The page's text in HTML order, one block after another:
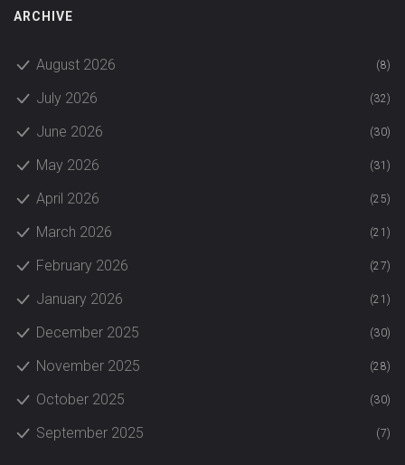
ARCHIVE
August 2026 (8)
July 2026 (32)
June 2026 (30)
May 2026 (31)
April 2026 (25)
March 2026 (21)
February 2026 (27)
January 2026 (21)
December 2025 (30)
November 2025 (28)
October 2025 (30)
September 2025 (7)